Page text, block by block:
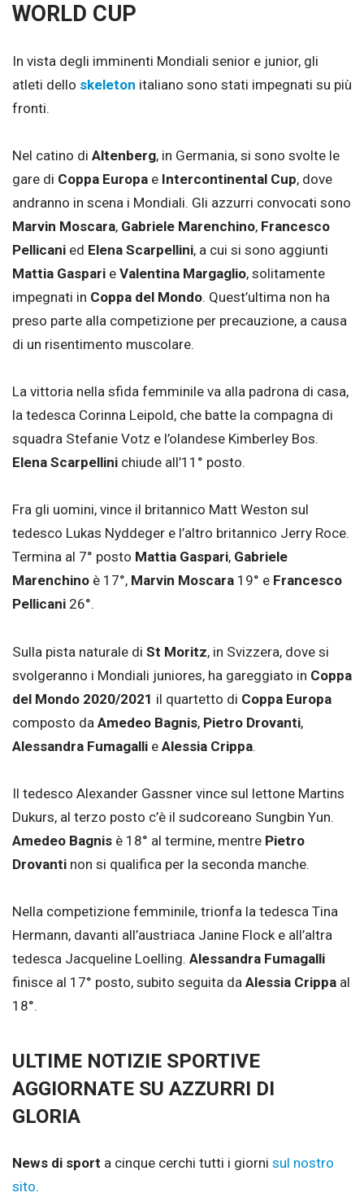
WORLD CUP
In vista degli imminenti Mondiali senior e junior, gli
atleti dello skeleton italiano sono stati impegnati su più
fronti.
Nel catino di Altenberg, in Germania, si sono svolte le
gare di Coppa Europa e Intercontinental Cup, dove
andranno in scena i Mondiali. Gli azzurri convocati sono
Marvin Moscara, Gabriele Marenchino, Francesco
Pellicani ed Elena Scarpellini, a cui si sono aggiunti
Mattia Gaspari e Valentina Margaglio, solitamente
impegnati in Coppa del Mondo. Quest’ultima non ha
preso parte alla competizione per precauzione, a causa
di un risentimento muscolare.
La vittoria nella sfida femminile va alla padrona di casa,
la tedesca Corinna Leipold, che batte la compagna di
squadra Stefanie Votz e l’olandese Kimberley Bos.
Elena Scarpellini chiude all’11° posto.
Fra gli uomini, vince il britannico Matt Weston sul
tedesco Lukas Nyddeger e l’altro britannico Jerry Roce.
Termina al 7° posto Mattia Gaspari, Gabriele
Marenchino è 17°, Marvin Moscara 19° e Francesco
Pellicani 26°.
Sulla pista naturale di St Moritz, in Svizzera, dove si
svolgeranno i Mondiali juniores, ha gareggiato in Coppa
del Mondo 2020/2021 il quartetto di Coppa Europa
composto da Amedeo Bagnis, Pietro Drovanti,
Alessandra Fumagalli e Alessia Crippa.
Il tedesco Alexander Gassner vince sul lettone Martins
Dukurs, al terzo posto c’è il sudcoreano Sungbin Yun.
Amedeo Bagnis è 18° al termine, mentre Pietro
Drovanti non si qualifica per la seconda manche.
Nella competizione femminile, trionfa la tedesca Tina
Hermann, davanti all’austriaca Janine Flock e all’altra
tedesca Jacqueline Loelling. Alessandra Fumagalli
finisce al 17° posto, subito seguita da Alessia Crippa al
18°.
ULTIME NOTIZIE SPORTIVE
AGGIORNATE SU AZZURRI DI
GLORIA
News di sport a cinque cerchi tutti i giorni sul nostro
sito.